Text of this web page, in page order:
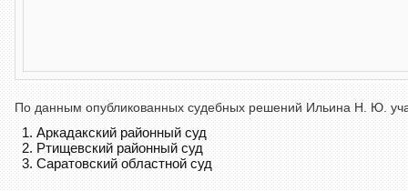
По данным опубликованных судебных решений Ильина Н. Ю.
Аркадакский районный суд
Ртищевский районный суд
Саратовский областной суд